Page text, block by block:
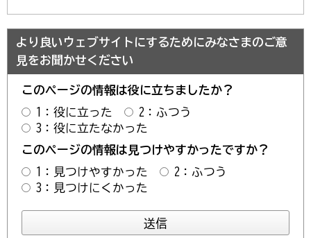
より良いウェブサイトにするためにみなさまのご意
見をお聞かせください
このページの情報は役に立ちましたか？
1：役に立った
2：ふつう
3：役に立たなかった
このページの情報は見つけやすかったですか？
1：見つけやすかった
2：ふつう
3：見つけにくかった